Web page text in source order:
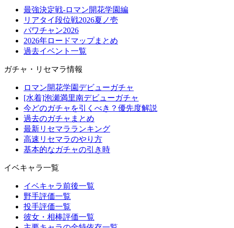
最強決定戦-ロマン開花学園編
リアタイ段位戦2026夏ノ壱
パワチャン2026
2026年ロードマップまとめ
過去イベント一覧
ガチャ・リセマラ情報
ロマン開花学園デビューガチャ
[水着]泡瀬満里南デビューガチャ
今どのガチャを引くべき？優先度解説
過去のガチャまとめ
最新リセマラランキング
高速リセマラのやり方
基本的なガチャの引き時
イベキャラ一覧
イベキャラ前後一覧
野手評価一覧
投手評価一覧
彼女・相棒評価一覧